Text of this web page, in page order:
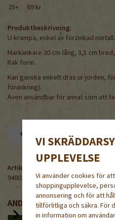
25+
69 kr
Produktbeskrivning:
U-krampa, enkel av förzinkad metall.
Markankare 20 cm lång, 3,1 cm
Rak form.
Kan ganska enkelt dras ur jorden,
förankring).
Även användbar för annat som att
Spara som favorit
Artikelnummer:
948020-20
ANDRA KÖPTE ÄVEN
VI
UPPLEVELSE
Vi använder cookies för
shoppingupplevelse,
annonsering och för att
tillförlitliga och säkra. För
in information om